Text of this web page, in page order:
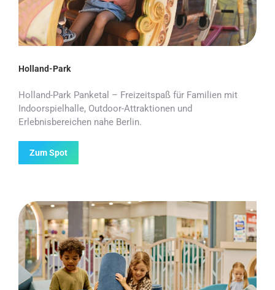
Holland-Park
Holland-Park Panketal – Freizeitspaß für Familien mit
Indoorspielhalle, Outdoor-Attraktionen und
Erlebnisbereichen nahe Berlin.
Zum Spot